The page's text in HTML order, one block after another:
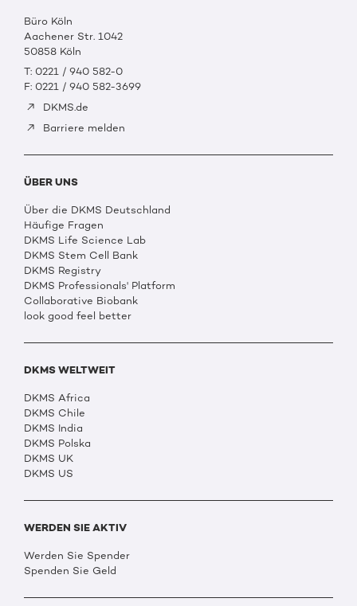
Büro Köln
Aachener Str. 1042
50858 Köln
T: 0221 / 940 582-0
F: 0221 / 940 582-3699
DKMS.de
Barriere melden
ÜBER UNS
Über die DKMS Deutschland
Häufige Fragen
DKMS Life Science Lab
DKMS Stem Cell Bank
DKMS Registry
DKMS Professionals' Platform
Collaborative Biobank
look good feel better
DKMS WELTWEIT
DKMS Africa
DKMS Chile
DKMS India
DKMS Polska
DKMS UK
DKMS US
WERDEN SIE AKTIV
Werden Sie Spender
Spenden Sie Geld